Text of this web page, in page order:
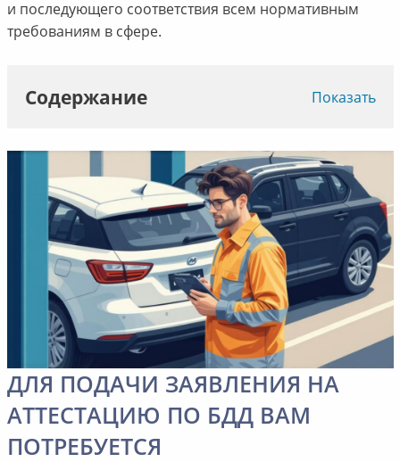
и последующего соответствия всем нормативным
требованиям в сфере.
Содержание Показать
ДЛЯ ПОДАЧИ ЗАЯВЛЕНИЯ НА
АТТЕСТАЦИЮ ПО БДД ВАМ
ПОТРЕБУЕТСЯ